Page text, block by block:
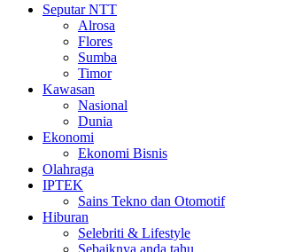
Seputar NTT
Alrosa
Flores
Sumba
Timor
Kawasan
Nasional
Dunia
Ekonomi
Ekonomi Bisnis
Olahraga
IPTEK
Sains Tekno dan Otomotif
Hiburan
Selebriti & Lifestyle
Sebaiknya anda tahu